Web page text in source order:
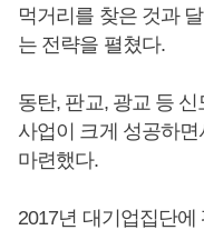
먹거리를 찾은 것과
는 전략을 펼쳤다.
동탄, 판교, 광교 등
사업이 크게 성공하
마련했다.
2017년 대기업집단